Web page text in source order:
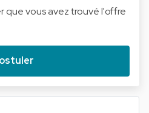
que vous avez trouvé l'offre